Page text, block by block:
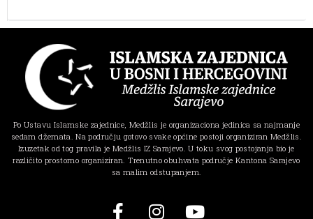
Po Ustavu Islamske zajednice, Medžlis je organizaciona jedinica sa najmanje
sedam džemata. Na području gotovo svake općine postoji organiziran Medžlis.
Izuzetak od tog pravila je Medžlis IZ Sarajevo. U toku svog postojanja bio je
različito prostorno organiziran. Trenutno obuhvata područje Kantona Sarajevo
sa malim odstupanjem.